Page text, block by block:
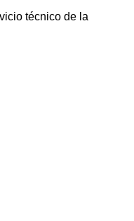
técnico de la